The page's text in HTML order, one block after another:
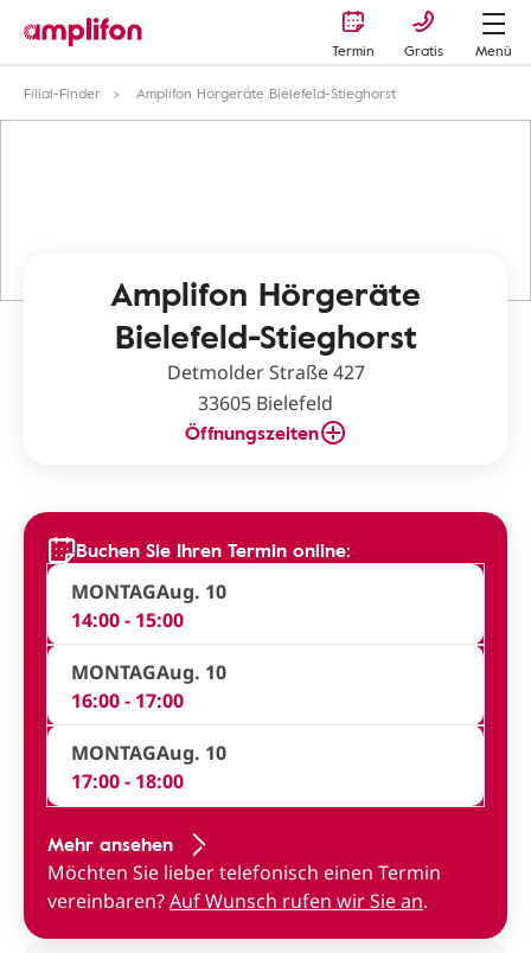
Termin Gratis
Menü
Filial-Finder
Amplifon Hörgeräte Bielefeld-Stieghorst
Amplifon Hörgeräte
Bielefeld-Stieghorst
Detmolder Straße 427
33605 Bielefeld
Öffnungszeiten
Buchen Sie Ihren Termin online:
MONTAGAug. 10
14:00 - 15:00
MONTAGAug. 10
16:00 - 17:00
MONTAGAug. 10
17:00 - 18:00
Mehr ansehen
Möchten Sie lieber telefonisch einen Termin
vereinbaren?Auf Wunsch rufen wir Sie an.